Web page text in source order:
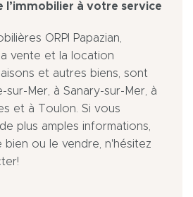
l’immobilier à votre service
ORPI Papazian,
vente et la location
et autres biens, sont
sur-Mer, à Sanary-sur-Mer, à
et à Toulon. Si vous
plus amples informations,
ou le vendre, n'hésitez